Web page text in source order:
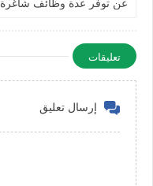
عن توفر عدة وظائف شاغرة
تعليقات
إرسال تعليق